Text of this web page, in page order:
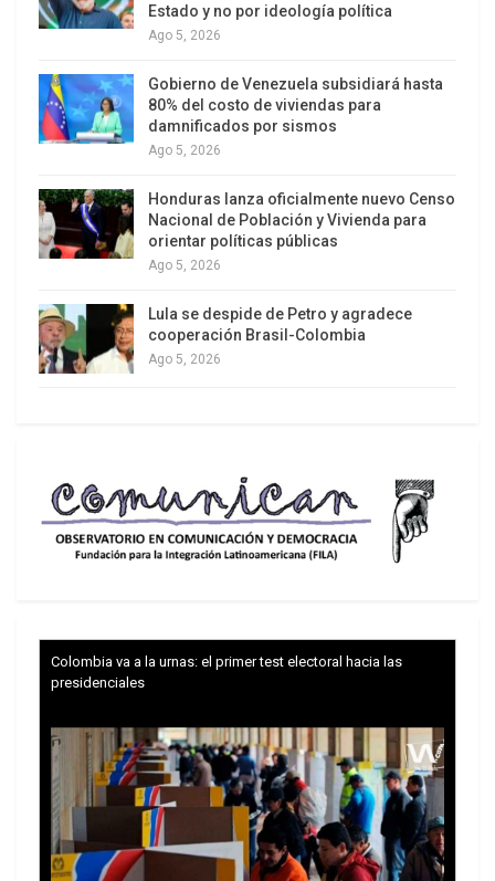
recordado que las fluctuaciones y cambios
constantes en los últimos tres o cuatro meses se
han convertido en un patrón recurrente en el
comportamiento de Estados Unidos, por lo que no
son en absoluto dignos de confianza ni
representan una base fiable.
Además, el vocero de la Cancillería persa ha
advertido de que las declaraciones controvertidas
de las autoridades estadounidenses, incluido el
presidente Donald Trump, “deben interpretarse
más bien como parte de maniobras psicológicas y
mediáticas, y no como propuestas serias de
Estado y no por ideología política
Ago 5, 2026
Gobierno de Venezuela subsidiará hasta
80% del costo de viviendas para
damnificados por sismos
Ago 5, 2026
Honduras lanza oficialmente nuevo Censo
Nacional de Población y Vivienda para
orientar políticas públicas
Ago 5, 2026
Lula se despide de Petro y agradece
cooperación Brasil-Colombia
Ago 5, 2026
Colombia va a la urnas: el primer test electoral hacia las
presidenciales